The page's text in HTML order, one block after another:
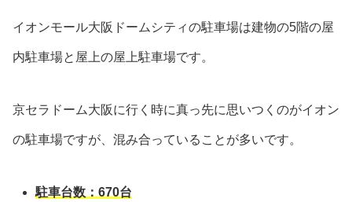
イオンモール大阪ドームシティの駐車場は建物の5階の屋
内駐車場と屋上の屋上駐車場です。
京セラドーム大阪に行く時に真っ先に思いつくのがイオン
の駐車場ですが、混み合っていることが多いです。
駐車台数：670台